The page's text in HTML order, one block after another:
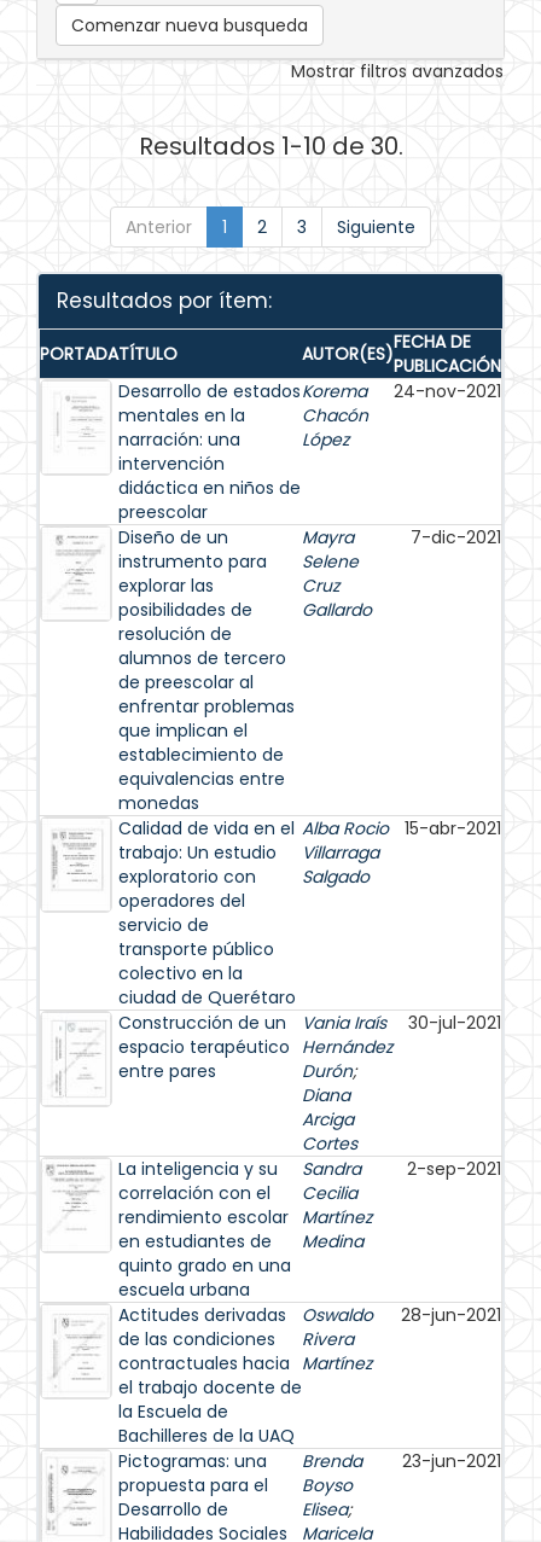
Comenzar nueva busqueda
Mostrar filtros avanzados
Resultados 1-10 de 30.
Anterior 1 2 3 Siguiente
Resultados por ítem:
PORTADATÍTULO AUTOR(ES)FECHA DE
PUBLICACIÓN
Desarrollo de estados
mentales en la
narración: una
intervención
didáctica en niños de
preescolar
Korema
Chacón
López
24-nov-2021
Diseño de un
instrumento para
explorar las
posibilidades de
resolución de
alumnos de tercero
de preescolar al
enfrentar problemas
que implican el
establecimiento de
equivalencias entre
monedas
Mayra
Selene
Cruz
Gallardo
7-dic-2021
Calidad de vida en el
trabajo: Un estudio
exploratorio con
operadores del
servicio de
transporte público
colectivo en la
ciudad de Querétaro
Alba Rocio
Villarraga
Salgado
15-abr-2021
Construcción de un
espacio terapéutico
entre pares
Vania Iraís
Hernández
Durón;
Diana
Arciga
Cortes
30-jul-2021
La inteligencia y su
correlación con el
rendimiento escolar
en estudiantes de
quinto grado en una
escuela urbana
Sandra
Cecilia
Martínez
Medina
2-sep-2021
Actitudes derivadas
de las condiciones
contractuales hacia
el trabajo docente de
la Escuela de
Bachilleres de la UAQ
Oswaldo
Rivera
Martínez
28-jun-2021
Pictogramas: una
propuesta para el
Desarrollo de
Habilidades Sociales
Brenda
Boyso
Elisea;
Maricela
23-jun-2021